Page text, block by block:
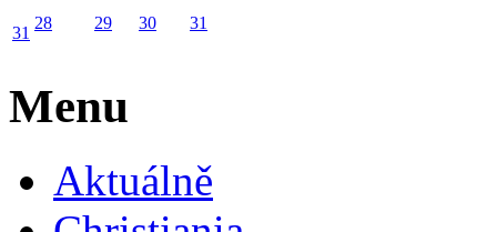
31
28 29 30 31
Menu
Aktuálně